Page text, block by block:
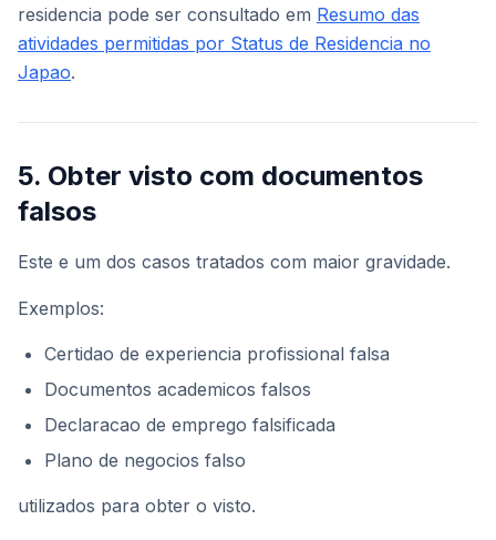
residencia pode ser consultado em Resumo das
atividades permitidas por Status de Residencia no
Japao.
5. Obter visto com documentos
falsos
Este e um dos casos tratados com maior gravidade.
Exemplos:
Certidao de experiencia profissional falsa
Documentos academicos falsos
Declaracao de emprego falsificada
Plano de negocios falso
utilizados para obter o visto.